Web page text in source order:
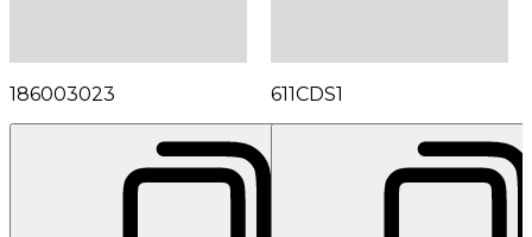
186003023 611CDS1